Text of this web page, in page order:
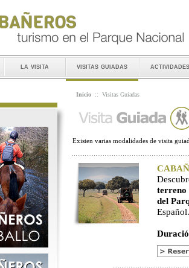
la visita visitas guiadas actividades
Inicio :: Visitas Guiadas
Existen varias modalidades de visita
terreno
del
Español.